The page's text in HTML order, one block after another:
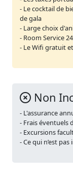
- Le cocktail de
de gala
- Large choix
- Room Service
- Le Wifi gratuit
Non
- L'assurance
- Frais éventuels
- Excursions
- Ce qui n’est